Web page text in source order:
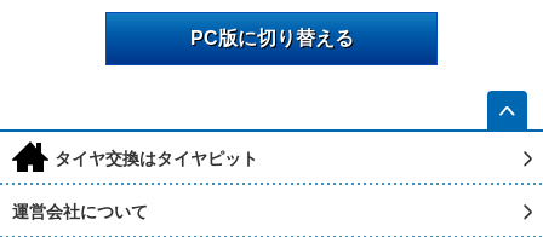
PC版に切り替える
h タイヤ交換はタイヤピット
運営会社について